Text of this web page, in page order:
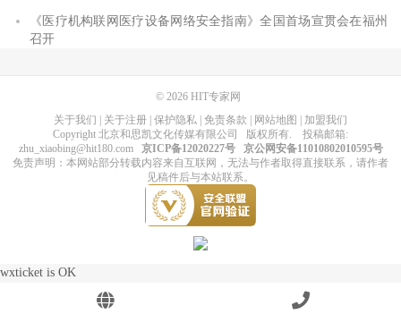
《医疗机构联网医疗设备网络安全指南》全国首场宣贯会在福州
召开
© 2026 HIT专家网
关于我们
关于注册 保护隐私 免责条款 网站地图
加盟我们
Copyright 北京和思凯文化传媒有限公司 版权所有. 投稿邮箱:
zhu_xiaobing@hit180.com
京ICP备12020227号
京公网安备11010802010595号
免责声明：本网站部分转载内容来自互联网，无法与作者取得直接联系，请作者
见稿件后与本站联系。
wxticket is OK